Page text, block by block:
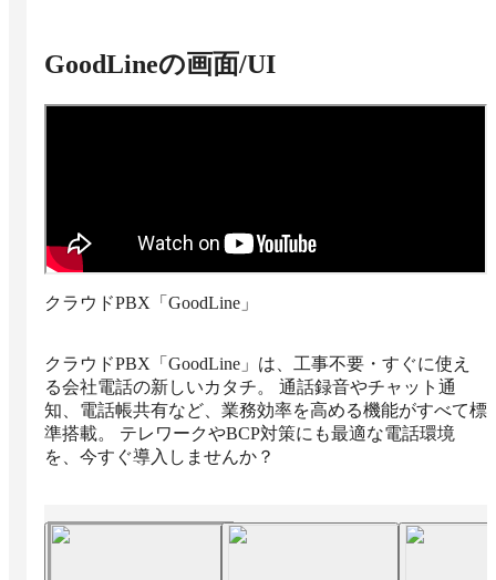
GoodLineの画面/UI
クラウドPBX「GoodLine」
クラウドPBX「GoodLine」は、工事不要・すぐに使え
る会社電話の新しいカタチ。 通話録音やチャット通
知、電話帳共有など、業務効率を高める機能がすべて標
準搭載。 テレワークやBCP対策にも最適な電話環境
を、今すぐ導入しませんか？